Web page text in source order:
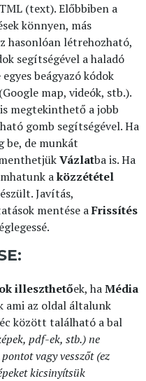
(text). Előbbiben a
könnyen, más
hasonlóan létrehozható,
segítségével a haladó
beágyazó kódok
map, videók, stb.).
megtekinthető a jobb
gomb segítségével. Ha
be, de munkát
Vázlatba is. Ha
aközzététel
Javítás,
mentése aFrissítés
illeszthetőek, haMédia
az oldal általunk
között található a bal
pdf-ek, stb.) ne
vagy vesszőt (ez
kicsinyítsük